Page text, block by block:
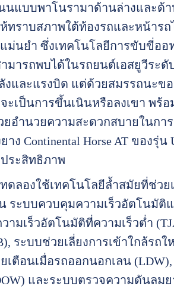
แบบพาโนรามาด้านล่างและด้
ราบสภาพใต้ท้องรถและหน้ารถ
นยำ ซึ่งเทคโนโลยีการขับขี่อ
ามารถพบได้ในรถยนต์เอสยูวีระ
และแรงบิด แต่ด้วยสมรรถนะขอ
ะเป็นการขึ้นเนินหรือลงเขา พ
ยอำนวยความสะดวกสบายในก
Continental Horse AT ของรุ่น
ระสิทธิภาพ
ลองใช้เทคโนโลยีล้ำสมัยที่ช่ว
ระบบควบคุมความเร็วอัตโนมัติ
ามเร็วอัตโนมัติที่ความเร็วต่ำ
ระบบช่วยเลี่ยงการเข้าใกล้รถ
ตือนเมื่อรถออกนอกเลน
และระบบตรวจความดันลม